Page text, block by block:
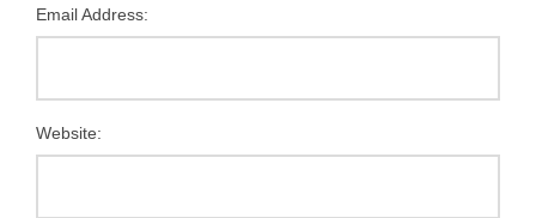
Email Address:
Website: